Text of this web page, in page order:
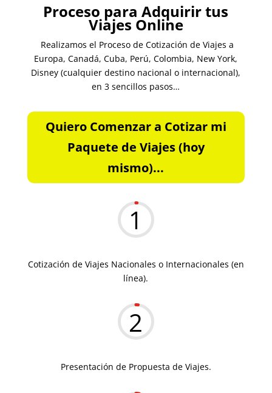
Proceso para Adquirir tus
Viajes Online
Realizamos el Proceso de Cotización de Viajes a
Europa, Canadá, Cuba, Perú, Colombia, New York,
Disney (cualquier destino nacional o internacional),
en 3 sencillos pasos…
Quiero Comenzar a Cotizar mi
Paquete de Viajes (hoy
mismo)...
1
Cotización de Viajes Nacionales o Internacionales (en
línea).
2
Presentación de Propuesta de Viajes.